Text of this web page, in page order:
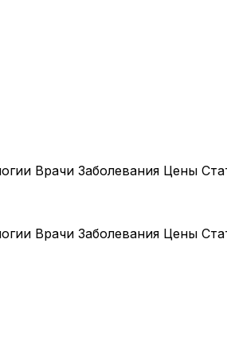
Врачи Заболевания Цены
Врачи Заболевания Цены